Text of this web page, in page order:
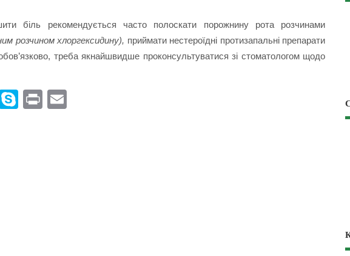
біль рекомендується часто полоскати порожнину рота розчинами
розчином хлоргексидину), приймати нестероїдні протизапальні препарати
треба якнайшвидше проконсультуватися зі стоматологом щодо
W
S
Pr